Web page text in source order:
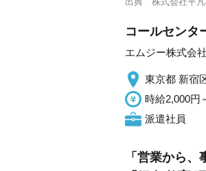
コールセンタ
エムジー株式会社
東京都 新宿
時給2,000円
派遣社員
「営業から